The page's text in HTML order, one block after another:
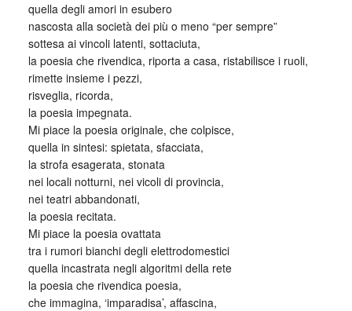
quella degli amori in esubero
nascosta alla società dei più o meno “per sempre”
sottesa ai vincoli latenti, sottaciuta,
la poesia che rivendica, riporta a casa, ristabilisce i ruoli,
rimette insieme i pezzi,
risveglia, ricorda,
la poesia impegnata.
Mi piace la poesia originale, che colpisce,
quella in sintesi: spietata, sfacciata,
la strofa esagerata, stonata
nei locali notturni, nei vicoli di provincia,
nei teatri abbandonati,
la poesia recitata.
Mi piace la poesia ovattata
tra i rumori bianchi degli elettrodomestici
quella incastrata negli algoritmi della rete
la poesia che rivendica poesia,
che immagina, ‘imparadisa’, affascina,